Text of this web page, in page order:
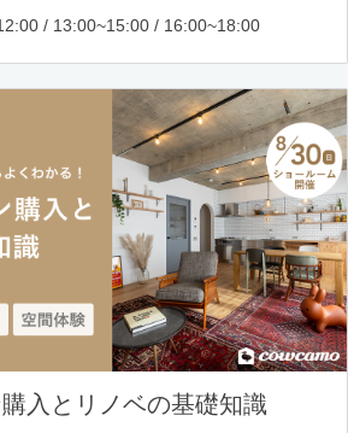
/ 13:00~15:00 / 16:00~18:00
入とリノベの基礎知識